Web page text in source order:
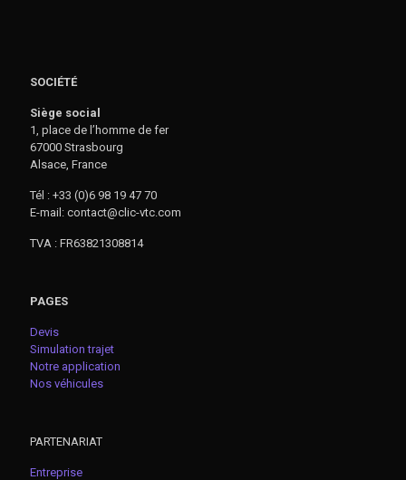
SOCIÉTÉ
Siège social
1, place de l’homme de fer
67000 Strasbourg
Alsace, France
Tél : +33 (0)6 98 19 47 70
E-mail: contact@clic-vtc.com
TVA : FR63821308814
PAGES
Devis
Simulation trajet
Notre application
Nos véhicules
PARTENARIAT
Entreprise